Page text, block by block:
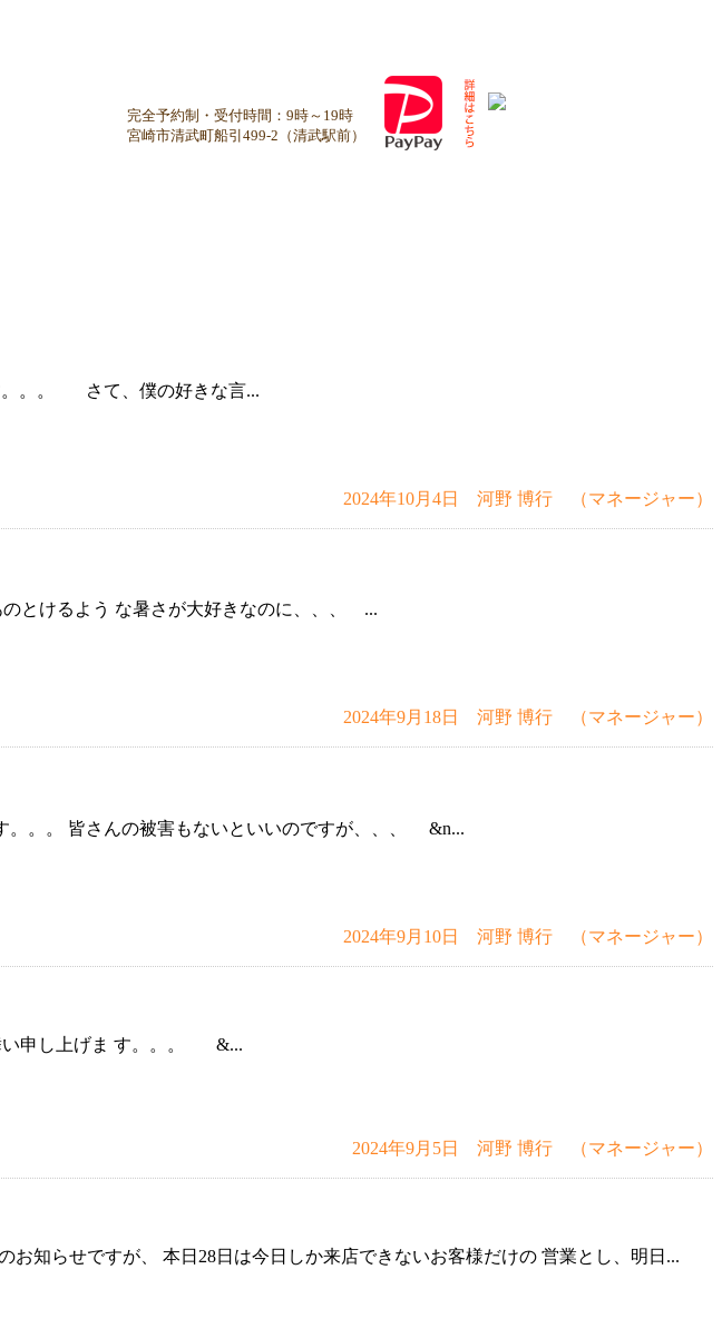
完全予約制・受付時間：9時～19時
宮崎市清武町船引499-2（清武駅前）
。。 さて、僕の好きな言...
2024年10月4日 河野 博行 （マネージャー）
けるよう な暑さが大好きなのに、、、 ...
2024年9月18日 河野 博行 （マネージャー）
。。 皆さんの被害もないといいのですが、、、 &n...
2024年9月10日 河野 博行 （マネージャー）
い申し上げま す。。。 &...
2024年9月5日 河野 博行 （マネージャー）
知らせですが、 本日28日は今日しか来店できないお客様だけの 営業とし、明日...